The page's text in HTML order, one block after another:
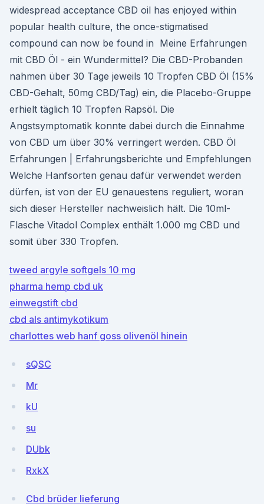
widespread acceptance CBD oil has enjoyed within
popular health culture, the once-stigmatised
compound can now be found in Meine Erfahrungen
mit CBD Öl - ein Wundermittel? Die CBD-Probanden
nahmen über 30 Tage jeweils 10 Tropfen CBD Öl (15%
CBD-Gehalt, 50mg CBD/Tag) ein, die Placebo-Gruppe
erhielt täglich 10 Tropfen Rapsöl. Die
Angstsymptomatik konnte dabei durch die Einnahme
von CBD um über 30% verringert werden. CBD Öl
Erfahrungen | Erfahrungsberichte und Empfehlungen
Welche Hanfsorten genau dafür verwendet werden
dürfen, ist von der EU genauestens reguliert, woran
sich dieser Hersteller nachweislich hält. Die 10ml-
Flasche Vitadol Complex enthält 1.000 mg CBD und
somit über 330 Tropfen.
tweed argyle softgels 10 mg
pharma hemp cbd uk
einwegstift cbd
cbd als antimykotikum
charlottes web hanf goss olivenöl hinein
sQSC
Mr
kU
su
DUbk
RxkX
Cbd brüder lieferung